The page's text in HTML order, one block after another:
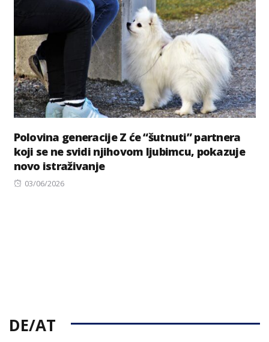
Polovina generacije Z će “šutnuti” partnera
koji se ne svidi njihovom ljubimcu, pokazuje
novo istraživanje
Posted
03/06/2026
DE/AT